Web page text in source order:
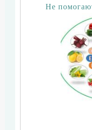
Не